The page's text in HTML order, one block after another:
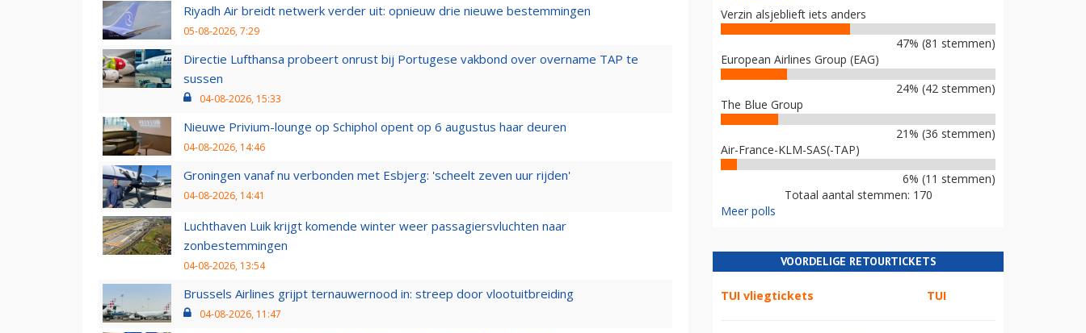
Riyadh Air breidt netwerk verder uit: opnieuw drie nieuwe bestemmingen
05-08-2026, 7:29
Directie Lufthansa probeert onrust bij Portugese vakbond over overname TAP te
sussen
04-08-2026, 15:33
Nieuwe Privium-lounge op Schiphol opent op 6 augustus haar deuren
04-08-2026, 14:46
Groningen vanaf nu verbonden met Esbjerg: 'scheelt zeven uur rijden'
04-08-2026, 14:41
Luchthaven Luik krijgt komende winter weer passagiersvluchten naar
zonbestemmingen
04-08-2026, 13:54
Brussels Airlines grijpt ternauwernood in: streep door vlootuitbreiding
04-08-2026, 11:47
Verzin alsjeblieft iets anders
47% (81 stemmen)
European Airlines Group (EAG)
24% (42 stemmen)
The Blue Group
21% (36 stemmen)
Air-France-KLM-SAS(-TAP)
6% (11 stemmen)
Totaal aantal stemmen: 170
Meer polls
VOORDELIGE RETOURTICKETS
TUI vliegtickets TUI